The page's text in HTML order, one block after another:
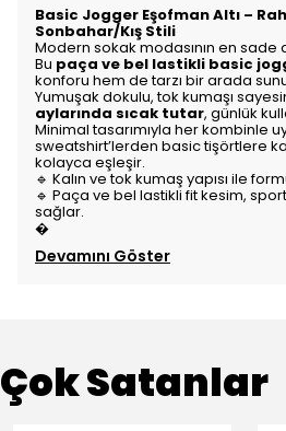
Basic Jogger Eşofman Altı –
Sonbahar/Kış Stili
Modern sokak modasının en sade
Bu paça ve bel lastikli basic
konforu hem de tarzı bir arada
Yumuşak dokulu, tok kumaşı
aylarında sıcak tutar, günlük
Minimal tasarımıyla her kombinle
sweatshirt’lerden basic tişörtlere
kolayca eşleşir.
🔹 Kalın ve tok kumaş yapısı ile
🔹 Paça ve bel lastikli fit kesim,
sağlar.
�
Devamını Göster
Çok Satanlar